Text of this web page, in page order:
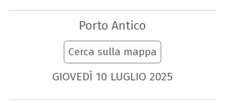
Porto Antico
Cerca sulla mappa
GIOVEDÌ 10 LUGLIO 2025